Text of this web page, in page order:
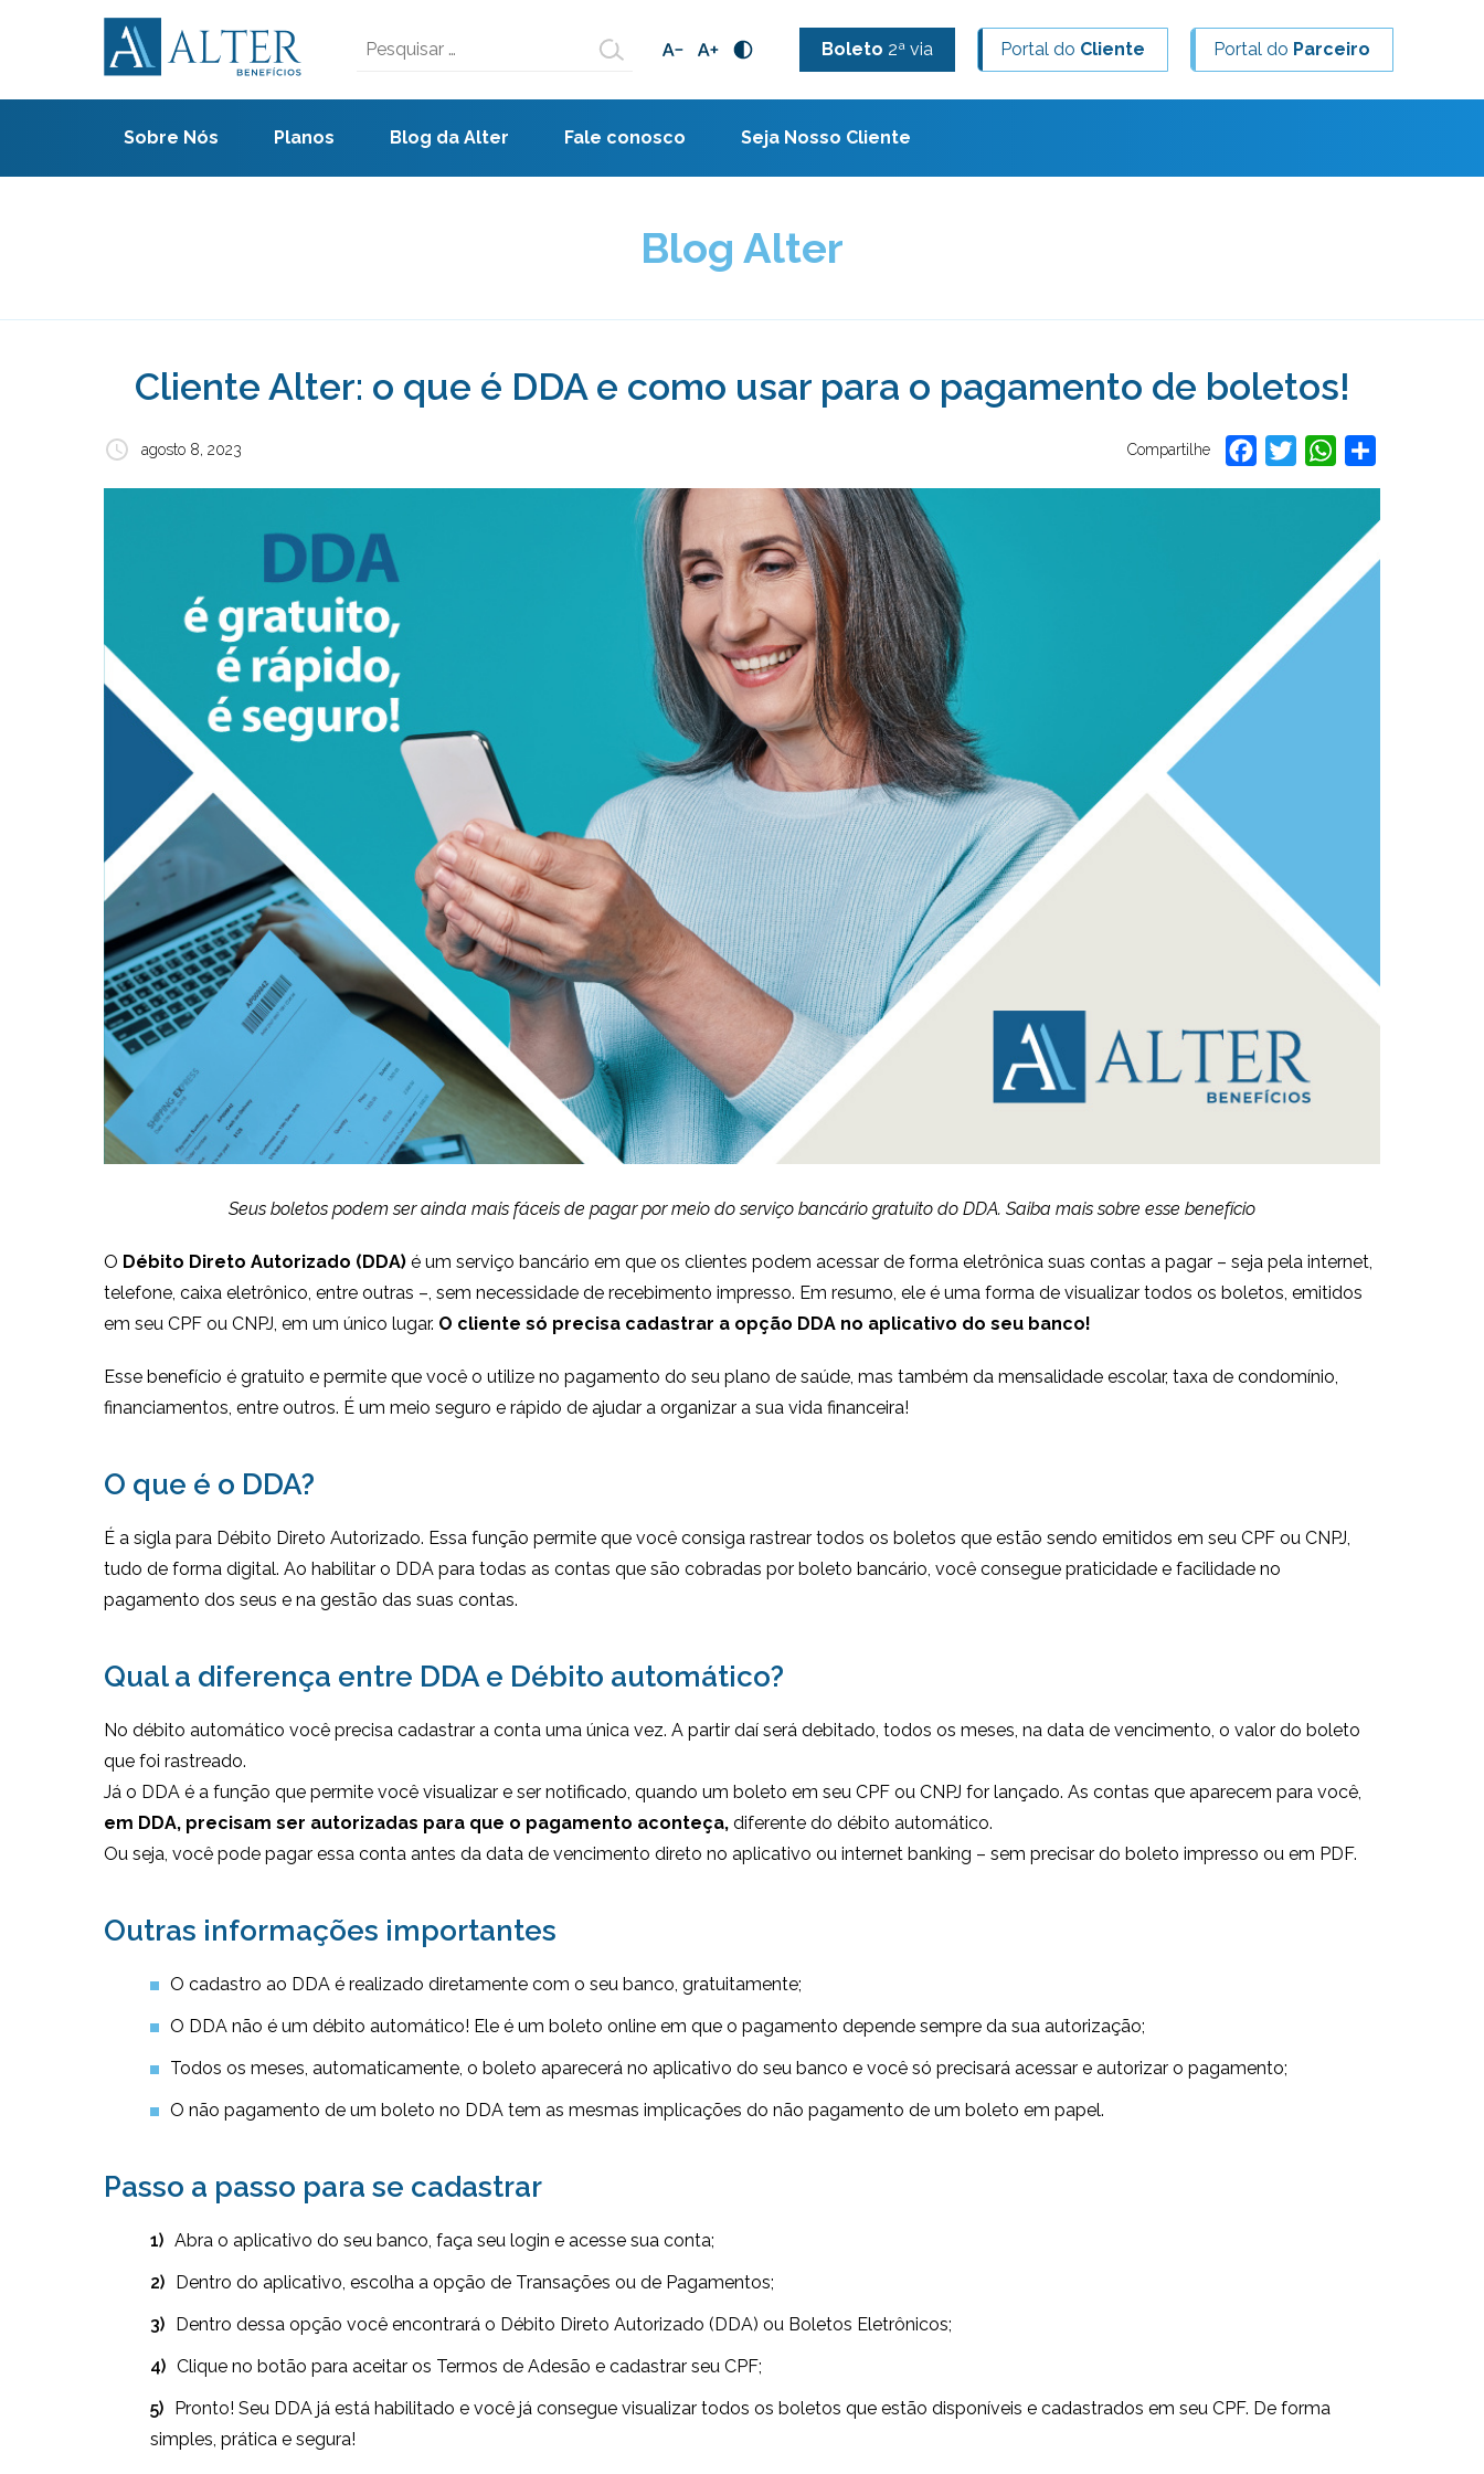
Pesquisar
Boleto 2ª via Portal do Cliente Portal do Parceiro
Sobre Nós Planos Blog da Alter Fale conosco Seja Nosso Cliente
Blog Alter
Cliente Alter: o que é DDA e como usar para o pagamento de boletos!
agosto 8, 2023 Compartilhe Facebook
Twitter WhatsApp
Seus boletos podem ser ainda mais fáceis de pagar por meio do serviço bancário gratuito do DDA. Saiba mais sobre esse benefício
O Débito Direto Autorizado (DDA) é um serviço bancário em que os clientes podem acessar de forma eletrônica suas contas a pagar – seja pela internet,
telefone, caixa eletrônico, entre outras –, sem necessidade de recebimento impresso. Em resumo, ele é uma forma de visualizar todos os boletos, emitidos
em seu CPF ou CNPJ, em um único lugar. O cliente só precisa cadastrar a opção DDA no aplicativo do seu banco!
Esse benefício é gratuito e permite que você o utilize no pagamento do seu plano de saúde, mas também da mensalidade escolar, taxa de condomínio,
financiamentos, entre outros. É um meio seguro e rápido de ajudar a organizar a sua vida financeira!
O que é o DDA?
É a sigla para Débito Direto Autorizado. Essa função permite que você consiga rastrear todos os boletos que estão sendo emitidos em seu CPF ou CNPJ,
tudo de forma digital. Ao habilitar o DDA para todas as contas que são cobradas por boleto bancário, você consegue praticidade e facilidade no
pagamento dos seus e na gestão das suas contas.
Qual a diferença entre DDA e Débito automático?
No débito automático você precisa cadastrar a conta uma única vez. A partir daí será debitado, todos os meses, na data de vencimento, o valor do boleto
que foi rastreado.
Já o DDA é a função que permite você visualizar e ser notificado, quando um boleto em seu CPF ou CNPJ for lançado. As contas que aparecem para você,
em DDA, precisam ser autorizadas para que o pagamento aconteça, diferente do débito automático.
Ou seja, você pode pagar essa conta antes da data de vencimento direto no aplicativo ou internet banking – sem precisar do boleto impresso ou em PDF.
Outras informações importantes
O cadastro ao DDA é realizado diretamente com o seu banco, gratuitamente;
O DDA não é um débito automático! Ele é um boleto online em que o pagamento depende sempre da sua autorização;
Todos os meses, automaticamente, o boleto aparecerá no aplicativo do seu banco e você só precisará acessar e autorizar o pagamento;
O não pagamento de um boleto no DDA tem as mesmas implicações do não pagamento de um boleto em papel.
Passo a passo para se cadastrar
Abra o aplicativo do seu banco, faça seu login e acesse sua conta;
Dentro do aplicativo, escolha a opção de Transações ou de Pagamentos;
Dentro dessa opção você encontrará o Débito Direto Autorizado (DDA) ou Boletos Eletrônicos;
Clique no botão para aceitar os Termos de Adesão e cadastrar seu CPF;
Pronto! Seu DDA já está habilitado e você já consegue visualizar todos os boletos que estão disponíveis e cadastrados em seu CPF. De forma
simples, prática e segura!